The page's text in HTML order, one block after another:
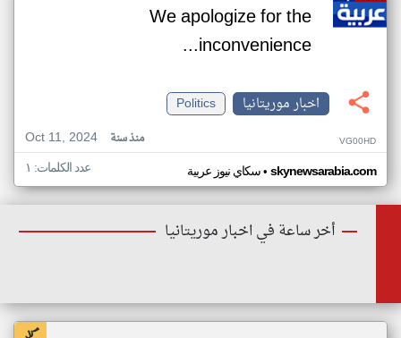
We apologize for the
inconvenience...
اخبار موريتانيا
Politics
Oct 11, 2024
منذ سنة VG00HD
سكاي نيوز عربية• skynewsarabia.com عدد الكلمات: ١
أخر ساعة في اخبار موريتانيا